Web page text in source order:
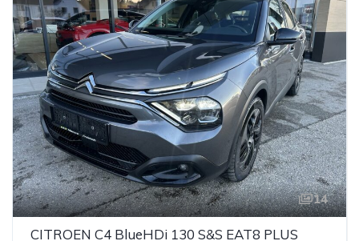
14
CITROEN C4 BlueHDi 130 S&S EAT8 PLUS